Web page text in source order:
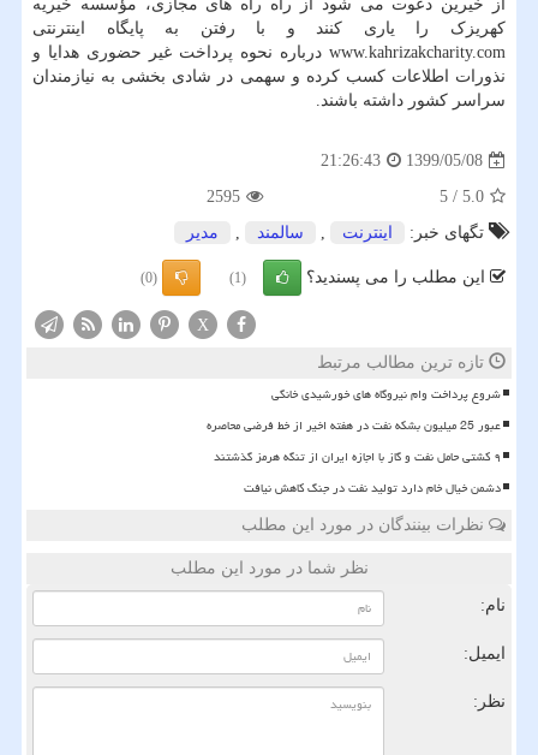
از خیرین دعوت می شود از راه راه های مجازی، مؤسسه خیریه
کهریزک را یاری کنند و با رفتن به پایگاه اینترنتی
www.kahrizakcharity.com درباره نحوه پرداخت غیر حضوری هدایا و
نذورات اطلاعات کسب کرده و سهمی در شادی بخشی به نیازمندان
سراسر کشور داشته باشند.
1399/05/08
21:26:43
5.0
/
5
2595
تگهای خبر:
اینترنت , سالمند , مدیر
این مطلب را می پسندید؟ (1)
(0)
X
تازه ترین مطالب مرتبط
شروع پرداخت وام نیروگاه های خورشیدی خانگی
عبور 25 میلیون بشکه نفت در هفته اخیر از خط فرضی محاصره
۹ کشتی حامل نفت و گاز با اجازه ایران از تنگه هرمز گذشتند
دشمن خیال خام دارد تولید نفت در جنگ کاهش نیافت
نظرات بینندگان در مورد این مطلب
نظر شما در مورد این مطلب
نام:
ایمیل:
نظر: